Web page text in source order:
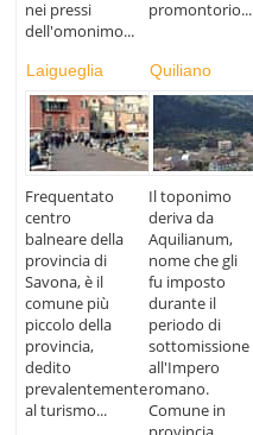
nei pressi
dell'omonimo...
promontorio...
Laigueglia
Frequentato
centro
balneare della
provincia di
Savona, è il
comune più
piccolo della
provincia,
dedito
prevalentemente
al turismo...
Quiliano
Il toponimo
deriva da
Aquilianum,
nome che gli
fu imposto
durante il
periodo di
sottomissione
all'Impero
romano.
Comune in